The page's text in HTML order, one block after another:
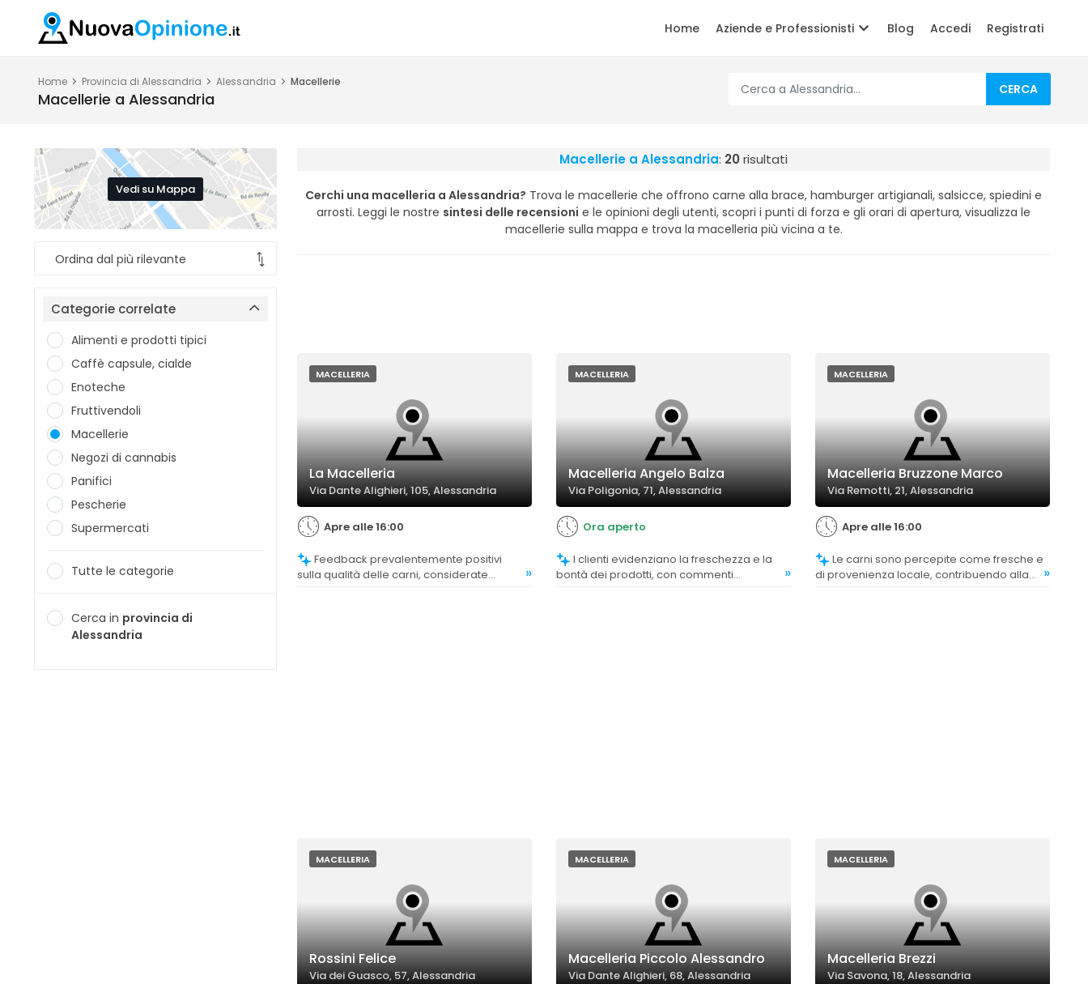
Home Aziende e Professionisti Blog Accedi Registrati
Home Provincia di Alessandria Alessandria Macellerie
Macellerie a Alessandria
CERCA
Vedi su Mappa
Categorie correlate
Alimenti e prodotti tipici
Caffè capsule, cialde
Enoteche
Fruttivendoli
Macellerie
Negozi di cannabis
Panifici
Pescherie
Supermercati
Tutte le categorie
Cerca in provincia di
Alessandria
Macellerie a Alessandria: 20 risultati
Cerchi una macelleria a Alessandria? Trova le macellerie che offrono carne alla brace, hamburger artigianali, salsicce, spiedini e
arrosti. Leggi le nostre sintesi delle recensioni e le opinioni degli utenti, scopri i punti di forza e gli orari di apertura, visualizza le
macellerie sulla mappa e trova la macelleria più vicina a te.
MACELLERIA
La Macelleria
Via Dante Alighieri, 105, Alessandria
Apre alle 16:00
sulla qualità delle carni, considerate
»
MACELLERIA
Macelleria Angelo Balza
Via Poligonia, 71, Alessandria
Ora aperto
I clienti evidenziano la freschezza e la
bontà dei prodotti, con commenti
»
MACELLERIA
Macelleria Bruzzone Marco
Via Remotti, 21, Alessandria
Apre alle 16:00
Le carni sono percepite come fresche e
di provenienza locale, contribuendo alla
»
MACELLERIA
Rossini Felice
Via dei Guasco, 57, Alessandria
MACELLERIA
Macelleria Piccolo Alessandro
Via Dante Alighieri, 68, Alessandria
MACELLERIA
Macelleria Brezzi
Via Savona, 18, Alessandria